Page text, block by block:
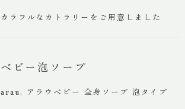
カラフルなカトラリーをご用意しました
ベビー泡ソープ
arau. アラウベビー 全身ソープ 泡タイプ